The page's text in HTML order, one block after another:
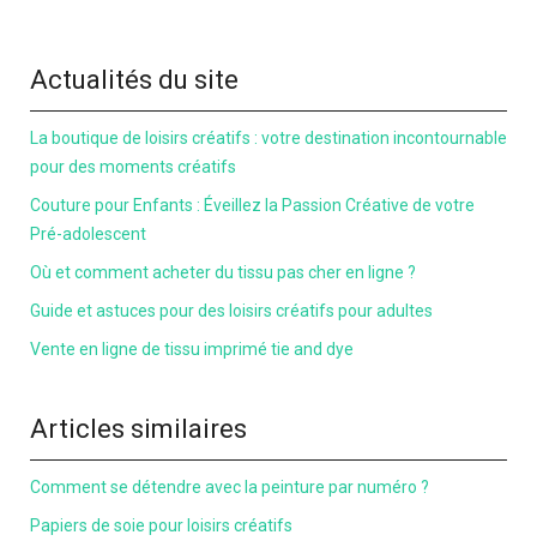
Actualités du site
La boutique de loisirs créatifs : votre destination incontournable
pour des moments créatifs
Couture pour Enfants : Éveillez la Passion Créative de votre
Pré-adolescent
Où et comment acheter du tissu pas cher en ligne ?
Guide et astuces pour des loisirs créatifs pour adultes
Vente en ligne de tissu imprimé tie and dye
Articles similaires
Comment se détendre avec la peinture par numéro ?
Papiers de soie pour loisirs créatifs